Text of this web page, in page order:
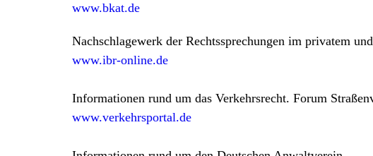
www.bkat.de
Nachschlagewerk der Rechtssprechungen im privatem
www.ibr-online.de
Informationen rund um das Verkehrsrecht. Forum
www.verkehrsportal.de